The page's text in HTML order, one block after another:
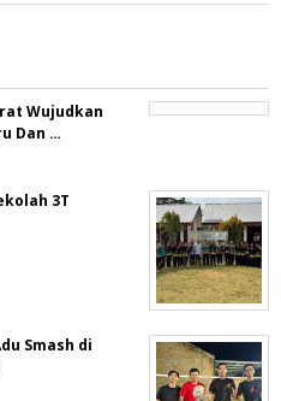
Wujudkan
Dan …
3T
Smash di